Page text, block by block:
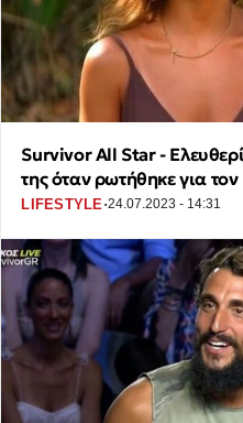
Survivor All Star -
της όταν ρωτήθηκε για
LIFESTYLE ·24.07.2023 - 14:31